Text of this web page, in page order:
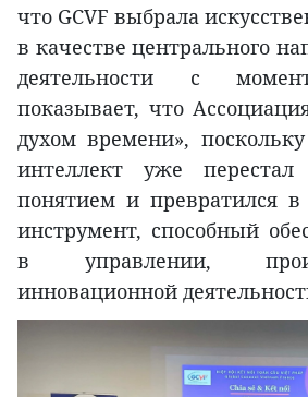
что GCVF выбрала
в качестве центрального
деятельности с
показывает, что
духом времени»,
интеллект уже
понятием и превратился в
инструмент, способный
в управлении,
инновационной